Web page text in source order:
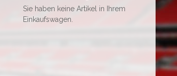
Sie haben keine Artikel in Ihrem
Einkaufswagen.